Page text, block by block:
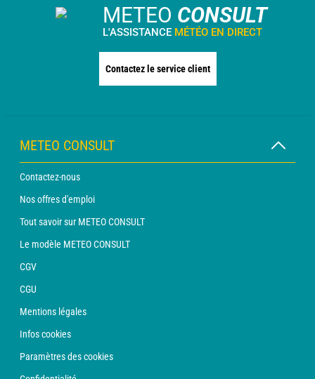
METEO CONSULT
L'ASSISTANCE MÉTÉO EN DIRECT
Contactez le service client
METEO CONSULT
Contactez-nous
Nos offres d'emploi
Tout savoir sur METEO CONSULT
Le modèle METEO CONSULT
CGV
CGU
Mentions légales
Infos cookies
Paramètres des cookies